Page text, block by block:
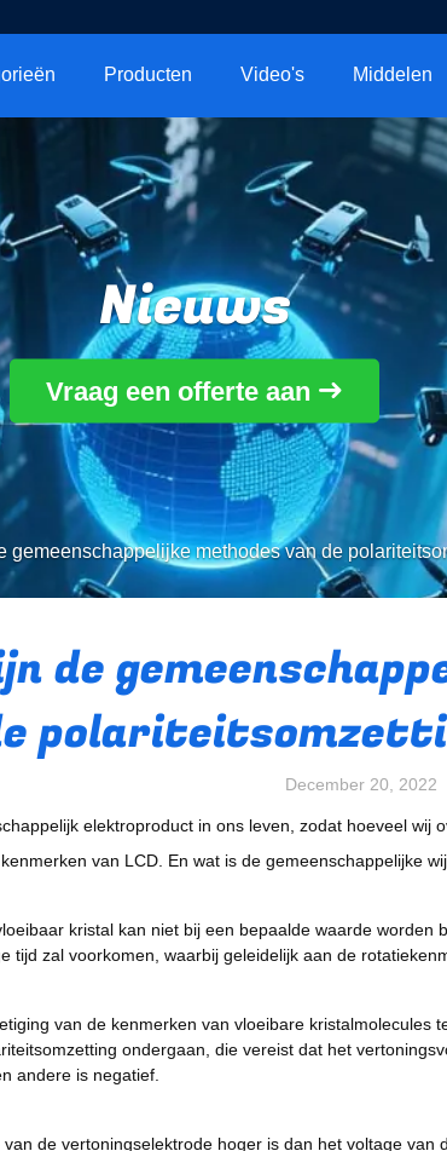
Producten Video's Middelen
Nieuws
Vraag een offerte aan
gemeenschappelijke methodes van de
de
December 20, 2022
elektroproduct in ons leven, zodat hoeveel wij
van LCD. En wat is de gemeenschappelijke
kristal kan niet bij een bepaalde waarde worden
tijd zal voorkomen, waarbij geleidelijk aan de
van de kenmerken van vloeibare kristalmolecules
ondergaan, die vereist dat het
andere is negatief.
de vertoningselektrode hoger is dan het voltage